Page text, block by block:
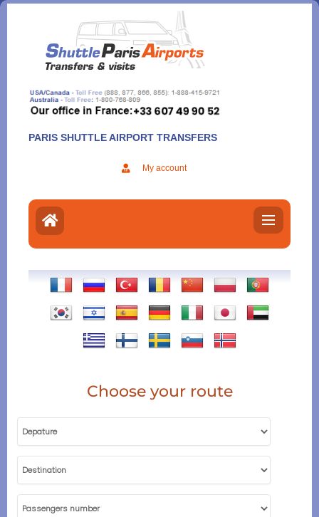
Aller
contenu
PARIS SHUTTLE AIRPORT TRANSFERS
My account
Choose your route